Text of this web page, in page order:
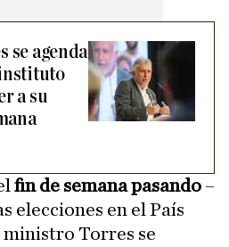
se agenda
a su
fin de semana pasando –
elecciones en el País
ministro Torres se